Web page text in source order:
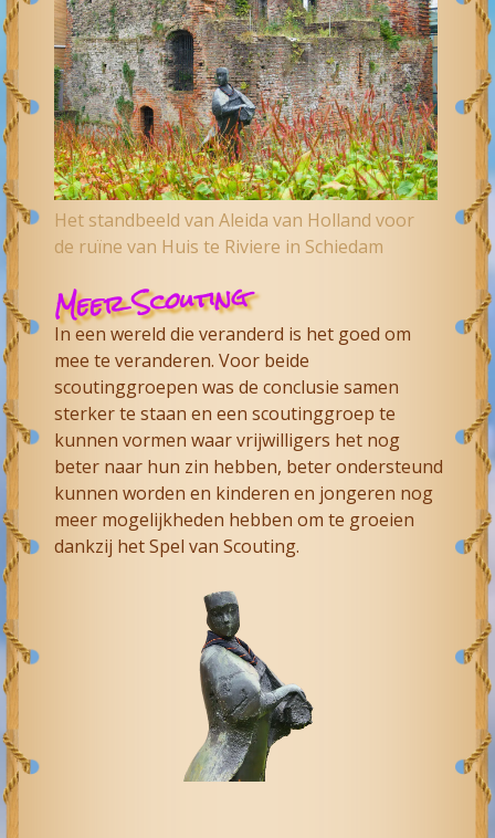
Het standbeeld van Aleida van Holland voor
de ruïne van Huis te Riviere in Schiedam
Meer Scouting
In een wereld die veranderd is het goed om
mee te veranderen. Voor beide
scoutinggroepen was de conclusie samen
sterker te staan en een scoutinggroep te
kunnen vormen waar vrijwilligers het nog
beter naar hun zin hebben, beter ondersteund
kunnen worden en kinderen en jongeren nog
meer mogelijkheden hebben om te groeien
dankzij het Spel van Scouting.